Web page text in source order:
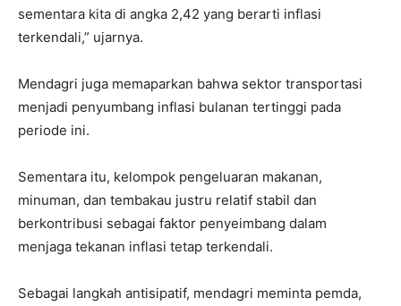
sementara kita di angka 2,42 yang berarti inflasi
terkendali,” ujarnya.
Mendagri juga memaparkan bahwa sektor transportasi
menjadi penyumbang inflasi bulanan tertinggi pada
periode ini.
Sementara itu, kelompok pengeluaran makanan,
minuman, dan tembakau justru relatif stabil dan
berkontribusi sebagai faktor penyeimbang dalam
menjaga tekanan inflasi tetap terkendali.
Sebagai langkah antisipatif, mendagri meminta pemda,